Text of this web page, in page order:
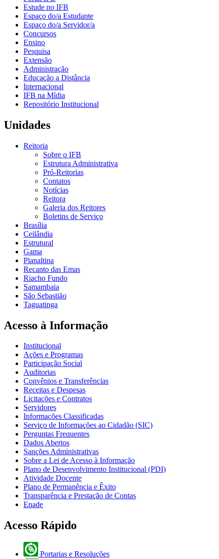
Estude no IFB
Espaço do/a Estudante
Espaço do/a Servidor/a
Concursos
Ensino
Pesquisa
Extensão
Administração
Educação a Distância
Internacional
IFB na Mídia
Repositório Institucional
Unidades
Reitoria
Sobre o IFB
Estrutura Administrativa
Pró-Reitorias
Contatos
Notícias
Reitora
Galeria dos Reitores
Boletins de Serviço
Brasília
Ceilândia
Estrutural
Gama
Planaltina
Recanto das Emas
Riacho Fundo
Samambaia
São Sebastião
Taguatinga
Acesso à Informação
Institucional
Ações e Programas
Participação Social
Auditorias
Convênios e Transferências
Receitas e Despesas
Licitações e Contratos
Servidores
Informações Classificadas
Serviço de Informações ao Cidadão (SIC)
Perguntas Frequentes
Dados Abertos
Sanções Administrativas
Sobre a Lei de Acesso à Informação
Plano de Desenvolvimento Institucional (PDI)
Atividade Docente
Plano de Permanência e Êxito
Transparência e Prestação de Contas
Enade
Acesso Rápido
Portarias e Resoluções